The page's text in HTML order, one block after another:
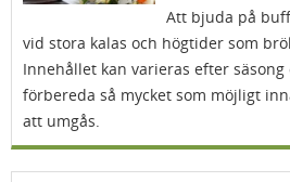
Att bjuda på
vid stora kalas och högtider som
Innehållet kan varieras efter
förbereda så mycket som möjligt
att umgås.